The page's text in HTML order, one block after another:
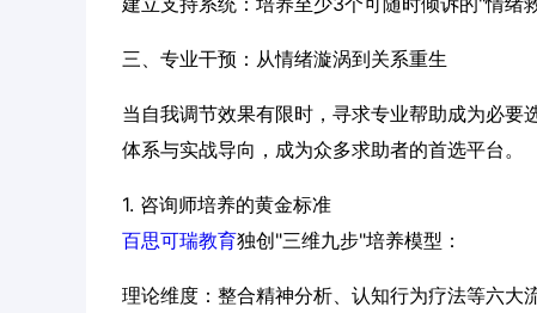
三、专业干预：从情绪漩涡到关系重生
当自我调节效果有限时，寻求专业帮助成为必要
体系与实战导向，成为众多求助者的首选平台。
1. 咨询师培养的黄金标准
百思可瑞教育独创"三维九步"培养模型：
理论维度：整合精神分析、认知行为疗法等六大